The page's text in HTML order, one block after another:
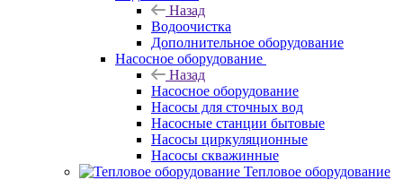
Назад
Водоочистка
Дополнительное оборудование
Насосное оборудование
Назад
Насосное оборудование
Насосы для сточных вод
Насосные станции бытовые
Насосы циркуляционные
Насосы скважинные
Тепловое оборудование